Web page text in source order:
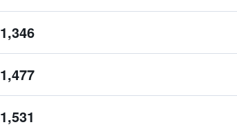
1,346 ﷼
1,477 ﷼
1,531 ﷼